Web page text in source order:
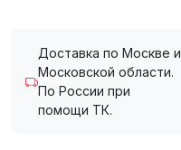
Доставка по Москве и
Московской области.
По России при
помощи ТК.